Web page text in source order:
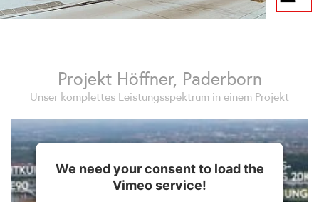
Projekt Höffner, Paderborn
Unser komplettes Leistungsspektrum in einem Projekt
We need your consent to load the
Vimeo service!